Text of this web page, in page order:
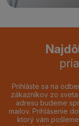
Prihláste sa na
zákazníkov zo
adresu budeme
mailov. Prihlásenie
ktorý vám